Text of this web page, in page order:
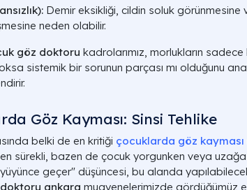
Demir eksikliği, cildin soluk görünmesine
neden olabilir.
göz doktoru kadrolarımız, morlukların
sistemik bir sorunun parçası mı olduğunu
Göz Kayması: Sinsi Tehlike
belki de en kritiği çocuklarda göz kayması
sürekli, bazen de çocuk yorgunken veya
geçer" düşüncesi, bu alanda
ankara muayenelerimizde gördüğümüz